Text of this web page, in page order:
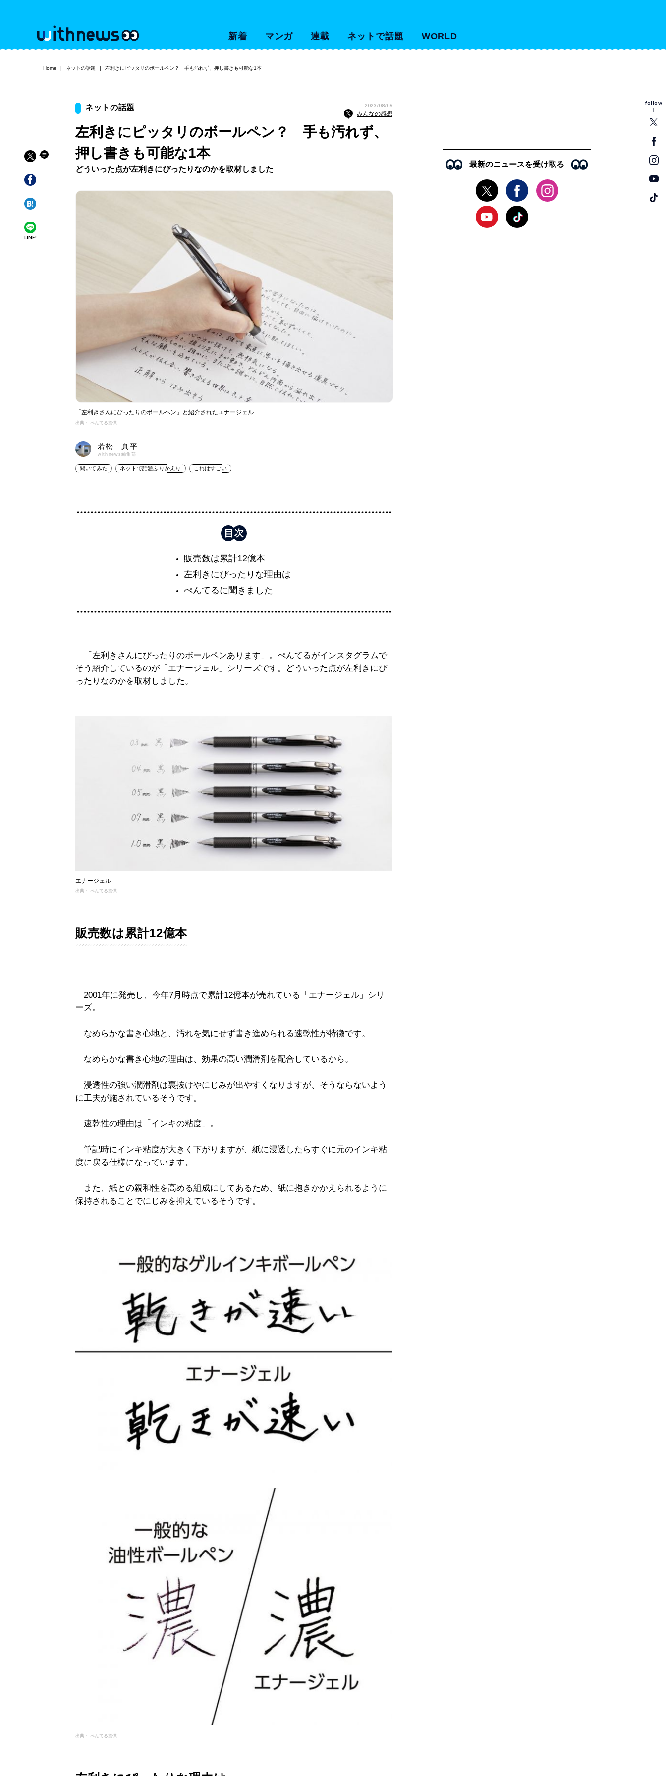
新着 マンガ 連載 ネットで話題 WORLD
follow
Home ネットの話題 左利きにピッタリのボールペン？ 手も汚れず、押し書きも可能な1本
LINE!
ネットの話題 2023/08/06
みんなの感想
左利きにピッタリのボールペン？ 手も汚れず、
押し書きも可能な1本
どういった点が左利きにぴったりなのかを取材しました
「左利きさんにぴったりのボールペン」と紹介されたエナージェル
出典： ぺんてる提供
若松 真平
withnews編集部
聞いてみた ネットで話題ふりかえり これはすごい
販売数は累計12億本
左利きにぴったりな理由は
ぺんてるに聞きました
「左利きさんにぴったりのボールペンあります」。ぺんてるがインスタグラムで
そう紹介しているのが「エナージェル」シリーズです。どういった点が左利きにぴ
ったりなのかを取材しました。
エナージェル
出典： ぺんてる提供
販売数は累計12億本
2001年に発売し、今年7月時点で累計12億本が売れている「エナージェル」シリ
ーズ。
なめらかな書き心地と、汚れを気にせず書き進められる速乾性が特徴です。
なめらかな書き心地の理由は、効果の高い潤滑剤を配合しているから。
浸透性の強い潤滑剤は裏抜けやにじみが出やすくなりますが、そうならないよう
に工夫が施されているそうです。
速乾性の理由は「インキの粘度」。
筆記時にインキ粘度が大きく下がりますが、紙に浸透したらすぐに元のインキ粘
度に戻る仕様になっています。
また、紙との親和性を高める組成にしてあるため、紙に抱きかかえられるように
保持されることでにじみを抑えているそうです。
出典： ぺんてる提供
最新のニュースを受け取る